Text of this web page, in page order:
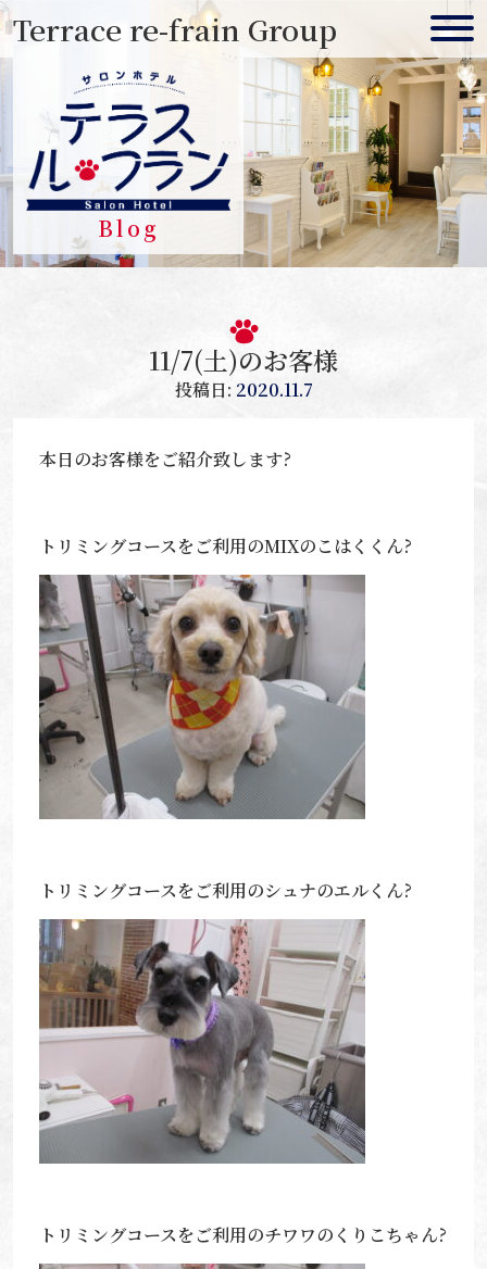
Skip
content
Terrace re-frain Group
Blog
11/7(土)のお客様
投稿日: 2020.11.7
本日のお客様をご紹介致します?
トリミングコースをご利用のMIXのこはくくん?
トリミングコースをご利用のシュナのエルくん?
トリミングコースをご利用のチワワのくりこちゃん?